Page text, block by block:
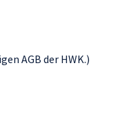
AGB der HWK.)